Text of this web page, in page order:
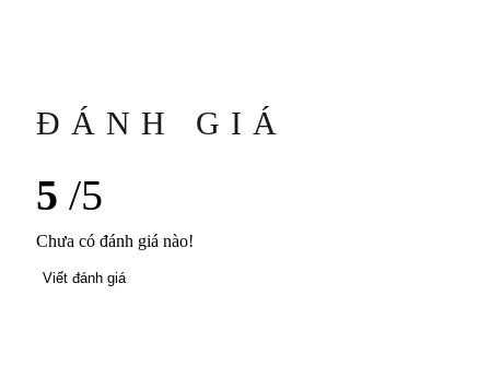
ĐÁNH GIÁ
5 /5
Chưa có đánh giá nào!
Viết đánh giá